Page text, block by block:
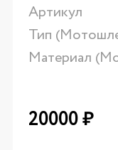
Артикул
Тип
Материал
20000₽